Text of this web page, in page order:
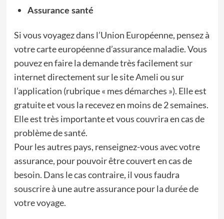
Assurance santé
Si vous voyagez dans l’Union Européenne, pensez à
votre carte européenne d’assurance maladie. Vous
pouvez en faire la demande très facilement sur
internet directement sur le siteAmeliou sur
l’application (rubrique « mes démarches »). Elle est
gratuite et vous la recevez en moins de 2 semaines.
Elle est très importante et vous couvrira en cas de
problème de santé.
Pour les autres pays, renseignez-vous avec votre
assurance, pour pouvoir être couvert en cas de
besoin. Dans le cas contraire, il vous faudra
souscrire à une autre assurance pour la durée de
votre voyage.